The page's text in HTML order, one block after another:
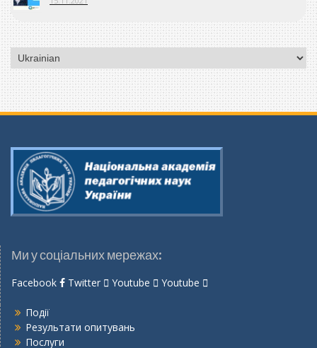
Вибрати
мову
Ми у соціальних мережах:
Facebook Twitter Youtube Youtube
Події
Результати опитувань
Послуги